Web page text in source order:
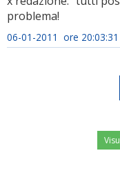
problema!
06-01-2011 ore 20:03:31